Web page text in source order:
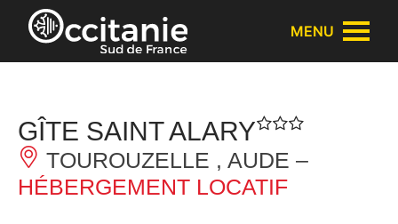
Panneau de gestion des cookies
MENU
GÎTE SAINT ALARY
TOUROUZELLE , AUDE –
HÉBERGEMENT LOCATIF